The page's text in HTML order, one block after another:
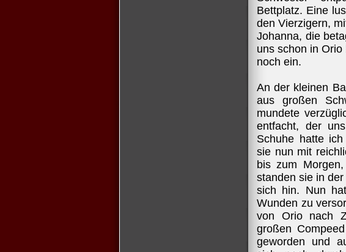
Bettplatz. Eine
den Vierzigern,
Johanna, die
uns schon in
noch ein.
An der kleinen
aus großen
mundete
entfacht, der
Schuhe hatte
sie nun mit
bis zum
standen sie in
sich hin. Nun
Wunden zu
von Orio nach
großen
geworden und